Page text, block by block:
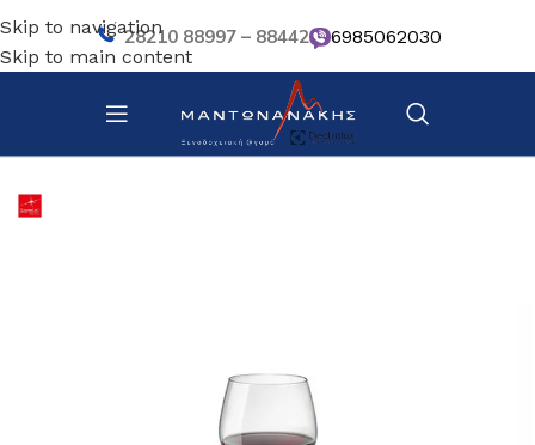
Skip to navigation
Skip to main content
28210 88997 – 88442 6985062030
Αρχική σελίδα/ Επιτραπέζια Είδη/ Ποτήρια